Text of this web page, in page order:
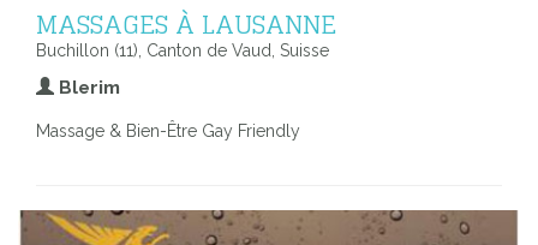
MASSAGES À LAUSANNE
Buchillon (11), Canton de Vaud, Suisse
Blerim
Massage & Bien-Être Gay Friendly